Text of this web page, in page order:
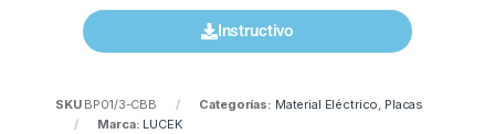
Instructivo
SKU BP01/3-CBB Categorías: Material Eléctrico, Placas
Marca: LUCEK